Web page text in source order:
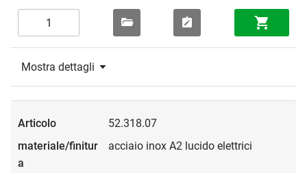
Mostra dettagli
52.318.07
acciaio inox A2 lucido elettrici